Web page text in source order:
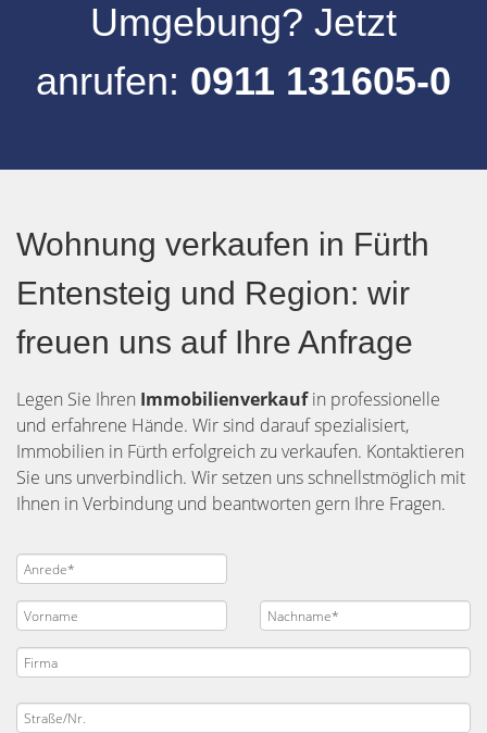
Umgebung? Jetzt
anrufen: 0911 131605-0
Wohnung verkaufen in Fürth
Entensteig und Region: wir
freuen uns auf Ihre Anfrage
Legen Sie Ihren Immobilienverkaufin professionelle
und erfahrene Hände. Wir sind darauf spezialisiert,
Immobilien in Fürth erfolgreich zu verkaufen. Kontaktieren
Sie uns unverbindlich. Wir setzen uns schnellstmöglich mit
Ihnen in Verbindung und beantworten gern Ihre Fragen.